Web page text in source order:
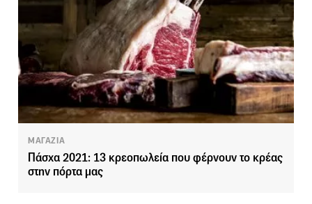
ΜΑΓΑΖΙΑ
Πάσχα 2021: 13 κρεοπωλεία που φέρνουν το κρέας
στην πόρτα μας